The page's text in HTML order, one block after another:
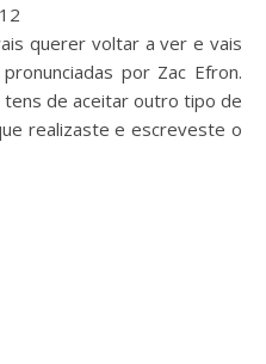
querer voltar a ver e vais
por Zac Efron.
tens de aceitar outro tipo de
realizaste e escreveste o